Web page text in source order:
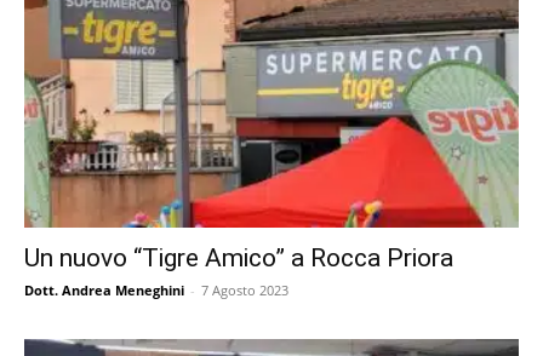
Un nuovo “Tigre Amico” a Rocca Priora
Dott. Andrea Meneghini - 7 Agosto 2023